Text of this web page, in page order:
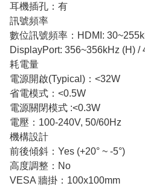
耳機插孔：有
訊號頻率
數位訊號頻率：HDMI:
DisplayPort: 356~356kHz (H) /
耗電量
電源開啟(Typical)：<32W
省電模式：<0.5W
電源關閉模式 :<0.3W
電壓：100-240V, 50/60Hz
機構設計
前後傾斜：Yes (+20° ~ -5°)
高度調整：No
VESA 牆掛：100x100mm